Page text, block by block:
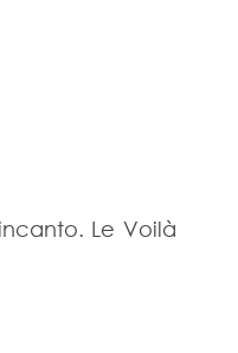
Le Voilà